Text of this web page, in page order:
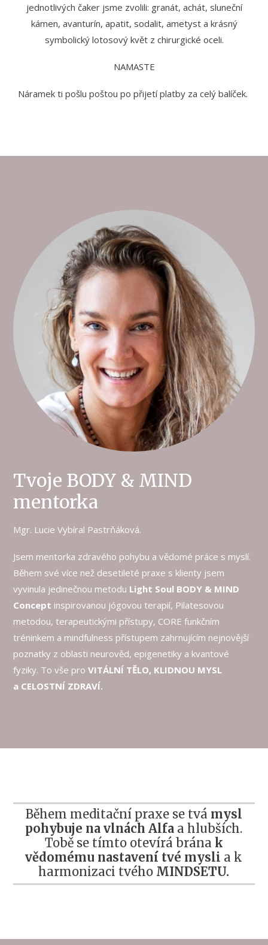
jednotlivých čaker jsme zvolili: granát, achát, sluneční
kámen, avanturín, apatit, sodalit, ametyst a krásný
symbolický lotosový květ z chirurgické oceli.
NAMASTE
Náramek ti pošlu poštou po přijetí platby za celý balíček.
Tvoje BODY & MIND
mentorka
Mgr. Lucie Vybíral Pastrňáková.
Jsem mentorka zdravého pohybu a vědomé práce s myslí.
Během své více než desetileté praxe s klienty jsem
vyvinula jedinečnou metodu Light Soul BODY & MIND
Concept inspirovanou jógovou terapií, Pilatesovou
metodou, terapeutickými přístupy, CORE funkčním
tréninkem a mindfulness přístupem zahrnujícím nejnovější
poznatky z oblasti neurověd, epigenetiky a kvantové
fyziky. To vše proVITÁLNÍ TĚLO, KLIDNOU MYSL
a CELOSTNÍ ZDRAVÍ.
Během meditační praxe se tvá mysl
pohybuje na vlnách Alfa a hlubších.
Tobě se tímto otevírá brána k
vědomému nastavení tvé mysli a k
harmonizaci tvého MINDSETU.